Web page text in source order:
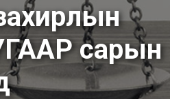
сарын